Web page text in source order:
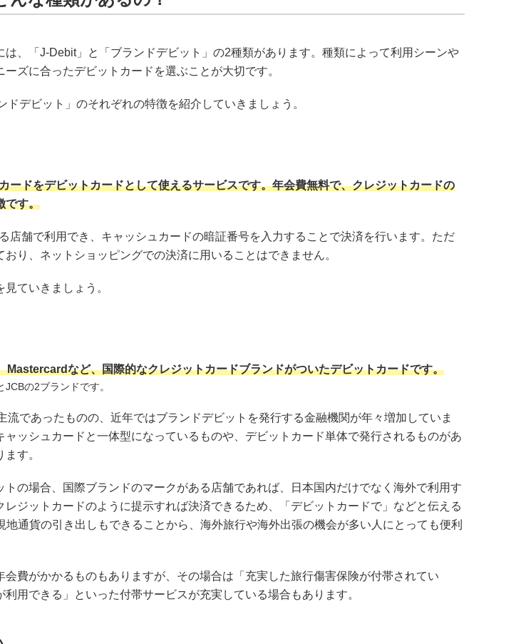
は、「J-Debit」と「ブランドデビット」の2種類があります。種類によって利用シーンや
ズに合ったデビットカードを選ぶことが大切です。
ドデビット」のそれぞれの特徴を紹介していきましょう。
ードをデビットカードとして使えるサービスです。年会費無料で、クレジットカードの
です。
店舗で利用でき、キャッシュカードの暗証番号を入力することで決済を行います。ただ
り、ネットショッピングでの決済に用いることはできません。
ていきましょう。
など、国際的なクレジットカードブランドがついたデビットカードです。
の2ブランドです。
流であったものの、近年ではブランドデビットを発行する金融機関が年々増加していま
ッシュカードと一体型になっているものや、デビットカード単体で発行されるものがあ
す。
トの場合、国際ブランドのマークがある店舗であれば、日本国内だけでなく海外で利用す
レジットカードのように提示すれば決済できるため、「デビットカードで」などと伝える
地通貨の引き出しもできることから、海外旅行や海外出張の機会が多い人にとっても便利
会費がかかるものもありますが、その場合は「充実した旅行傷害保険が付帯されてい
用できる」といった付帯サービスが充実している場合もあります。